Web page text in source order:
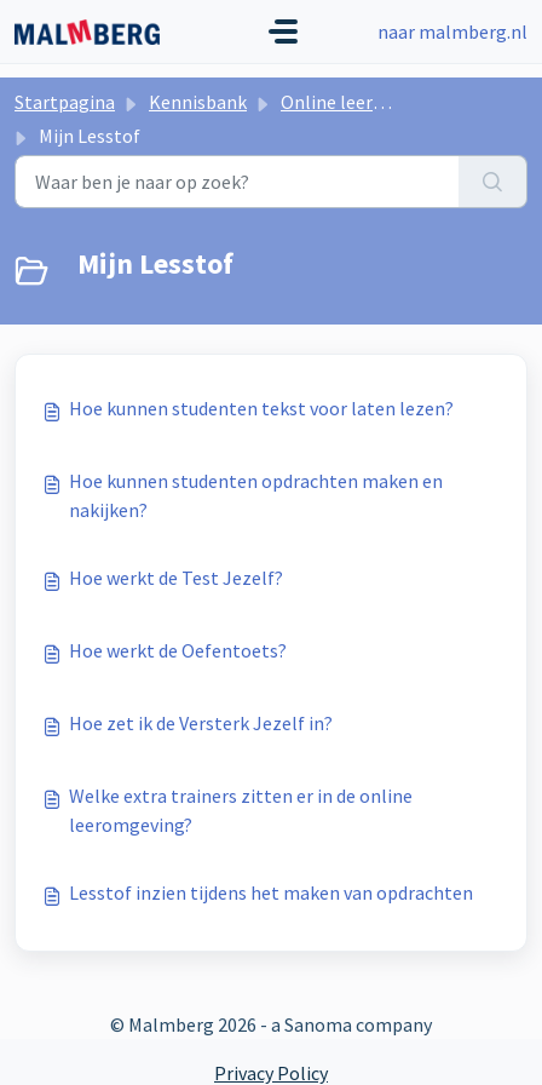
naar malmberg.nl
Startpagina Kennisbank
Online leeromgeving Malmberg
Mijn Lesstof
Mijn Lesstof
Hoe kunnen studenten tekst voor laten lezen?
Hoe kunnen studenten opdrachten maken en
nakijken?
Hoe werkt de Test Jezelf?
Hoe werkt de Oefentoets?
Hoe zet ik de Versterk Jezelf in?
Welke extra trainers zitten er in de online
leeromgeving?
Lesstof inzien tijdens het maken van opdrachten
© Malmberg 2026 - a Sanoma company
Privacy Policy